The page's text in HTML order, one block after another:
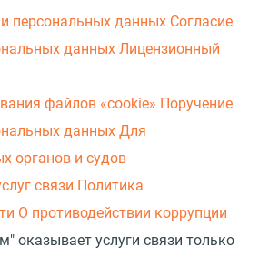
персональных данных Согласие
данных Лицензионный
файлов «cookie» Поручение
данных Для
органов и судов
связи Политика
О противодействии коррупции
оказывает услуги связи только